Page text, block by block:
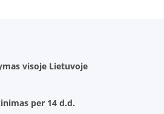
visoje Lietuvoje
per 14 d.d.